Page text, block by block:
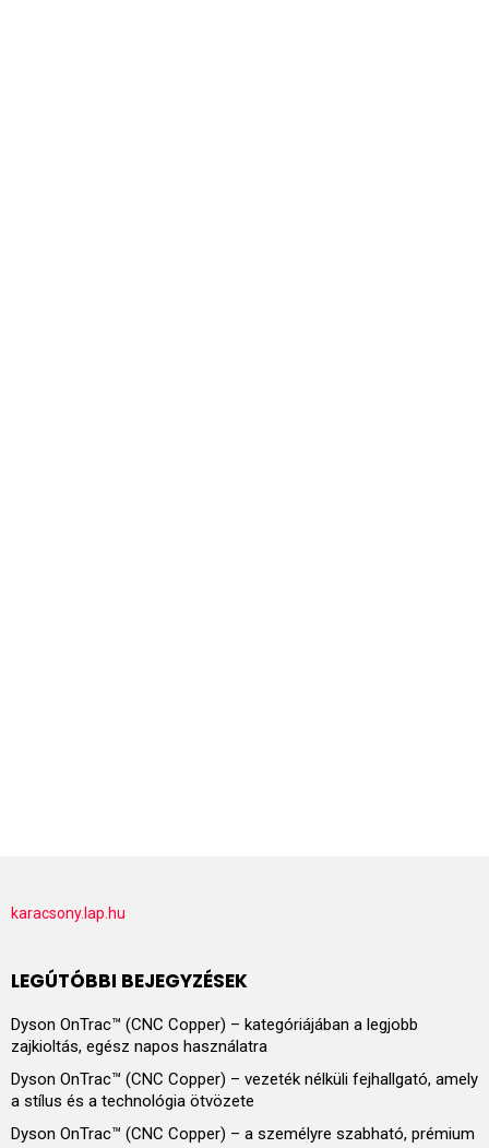
karacsony.lap.hu
LEGÚTÓBBI BEJEGYZÉSEK
Dyson OnTrac™ (CNC Copper) – kategóriájában a legjobb
zajkioltás, egész napos használatra
Dyson OnTrac™ (CNC Copper) – vezeték nélküli fejhallgató, amely
a stílus és a technológia ötvözete
Dyson OnTrac™ (CNC Copper) – a személyre szabható, prémium